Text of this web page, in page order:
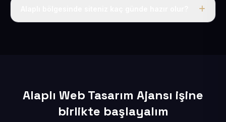
Alaplı Web Tasarım Ajansı işine
birlikte başlayalım